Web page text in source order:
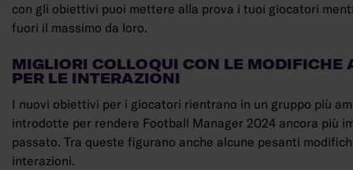
con gli obiettivi puoi mettere alla prova i tuoi giocatori
fuori il massimo da loro.
MIGLIORI COLLOQUI CON LE MODIFICHE
PER LE INTERAZIONI
I nuovi obiettivi per i giocatori rientrano in un gruppo più
introdotte per rendere Football Manager 2024 ancora più
passato. Tra queste figurano anche alcune pesanti
interazioni.